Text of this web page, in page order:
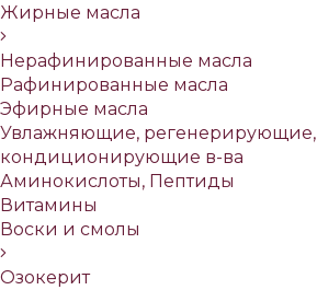
Жирные масла
Нерафинированные масла
Рафинированные масла
Эфирные масла
Увлажняющие, регенерирующие,
кондиционирующие в-ва
Аминокислоты, Пептиды
Витамины
Воски и смолы
Озокерит